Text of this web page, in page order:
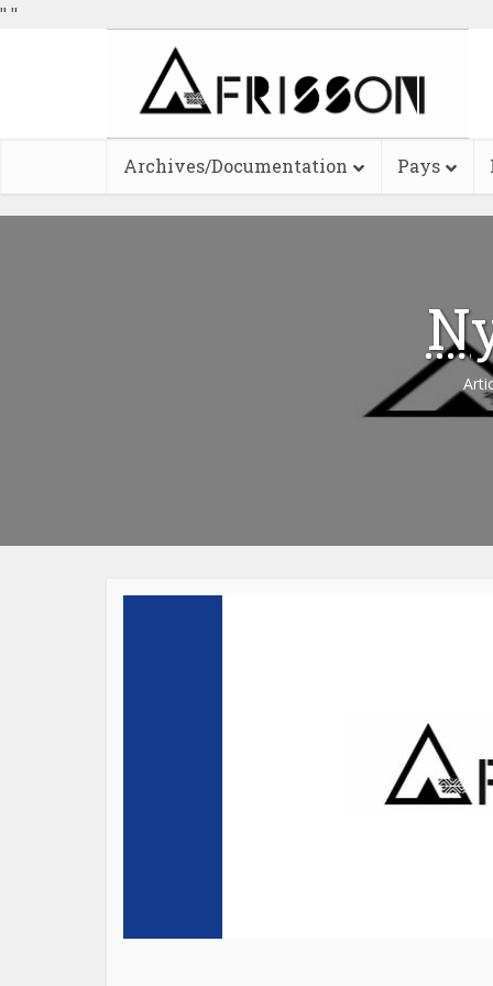
" "
Archives/Documentation Pays